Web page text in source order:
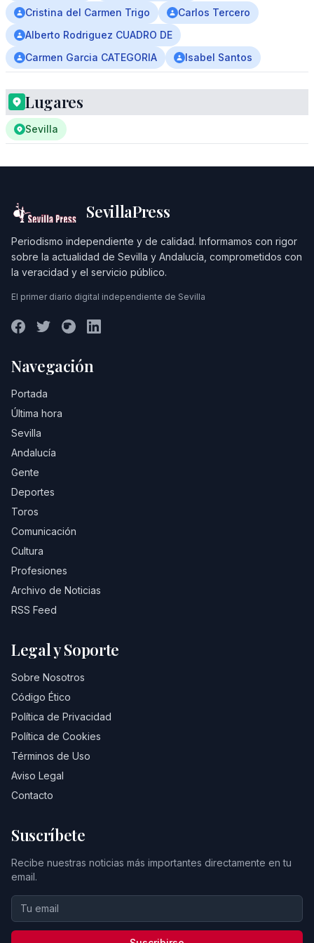
Cristina del Carmen Trigo
Carlos Tercero
Alberto Rodriguez CUADRO DE
Carmen Garcia CATEGORIA
Isabel Santos
Lugares
Sevilla
SevillaPress
Periodismo independiente y de calidad. Informamos con rigor
sobre la actualidad de Sevilla y Andalucía, comprometidos con
la veracidad y el servicio público.
El primer diario digital independiente de Sevilla
Navegación
Portada
Última hora
Sevilla
Andalucía
Gente
Deportes
Toros
Comunicación
Cultura
Profesiones
Archivo de Noticias
RSS Feed
Legal y Soporte
Sobre Nosotros
Código Ético
Política de Privacidad
Política de Cookies
Términos de Uso
Aviso Legal
Contacto
Suscríbete
Recibe nuestras noticias más importantes directamente en tu
email.